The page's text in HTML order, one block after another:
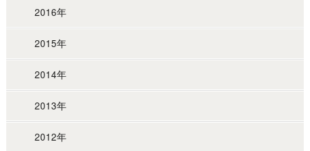
2016年
2015年
2014年
2013年
2012年